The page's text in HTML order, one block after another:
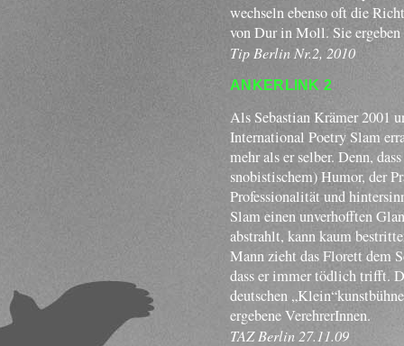
wechseln ebenso oft die
von Dur in Moll. Sie
Tip Berlin Nr.2, 2010
ANKERLINK 2
Als Sebastian Krämer 2001
International Poetry Slam
mehr als er selber. Denn,
snobistischem) Humor, der
Professionalität und
Slam einen unverhofften
abstrahlt, kann kaum
Mann zieht das Florett dem
dass er immer tödlich trifft.
deutschen
ergebene VerehrerInnen.
TAZ Berlin 27.11.09